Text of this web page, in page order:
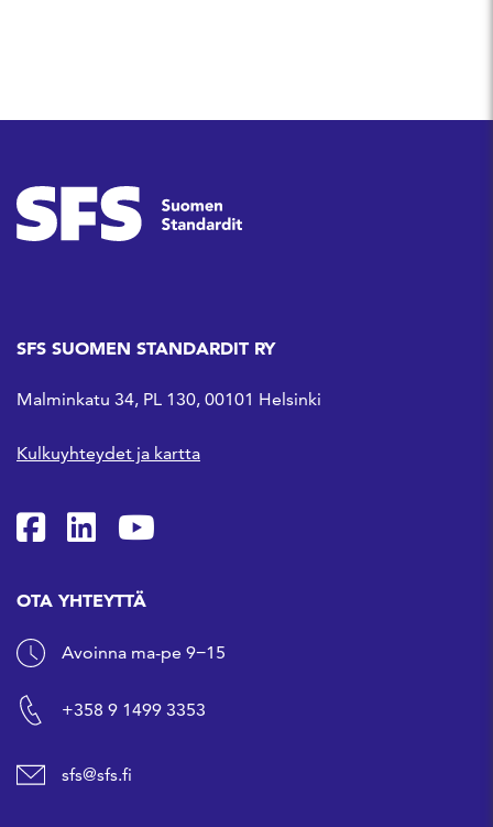
SFS SUOMEN STANDARDIT RY
Malminkatu 34, PL 130, 00101 Helsinki
Kulkuyhteydet ja kartta
SFS Facebookissa
SFS Linkedinissä
SFS Youtubessa
OTA YHTEYTTÄ
Avoinna ma-pe 9−15
+358 9 1499 3353
sfs@sfs.fi